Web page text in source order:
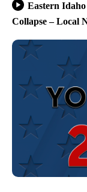
Eastern
Collapse – Local